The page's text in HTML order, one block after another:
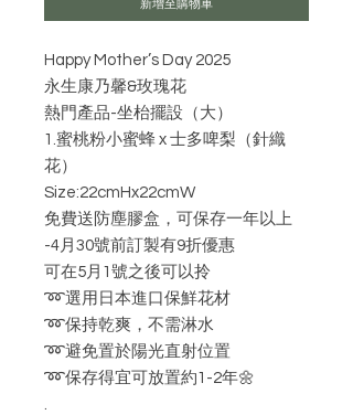
Happy Mother’s Day 2025
永生康乃馨&玫瑰花
熱門產品-坐枱擺設（大）
1.蜜桃粉小蜜蜂 x 士多啤梨（針織
花）
Size:22cmHx22cmW
免費送防塵膠盒，可保存一年以上
-4月30號前訂製有9折優惠
可在5月1號之後可以拎
➿選用日本進口保鮮花材
➿保持乾爽，不需淋水
➿避免置於陽光直射位置
➿保存得宜可放置約1-2年🌼
.